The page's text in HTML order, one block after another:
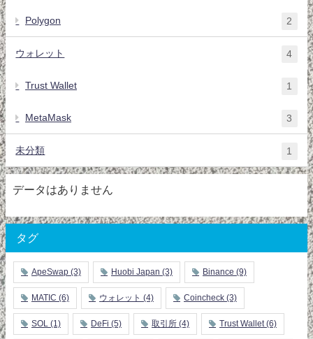
Polygon 2
ウォレット 4
Trust Wallet 1
MetaMask 3
未分類 1
データはありません
タグ
ApeSwap (3) Huobi Japan (3) Binance (9)
MATIC (6) ウォレット (4) Coincheck (3)
SOL (1) DeFi (5) 取引所 (4) Trust Wallet(6)